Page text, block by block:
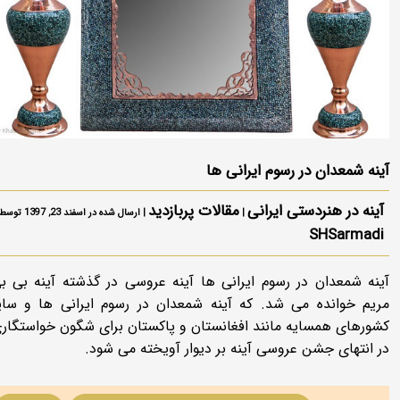
آینه شمعدان در رسوم ایرانی ها
آینه در هنردستی ایرانی|مقالات پربازدید | ارسال شده در اسفند 23, 1397 توسط
SHSarmadi
آینه شمعدان در رسوم ایرانی ها آینه عروسی در گذشته آینه بی
مریم خوانده می شد. که آینه شمعدان در رسوم ایرانی ها و
کشورهای همسایه مانند افغانستان و پاکستان برای شگون
در انتهای جشن عروسی آینه بر دیوار آویخته می شود.